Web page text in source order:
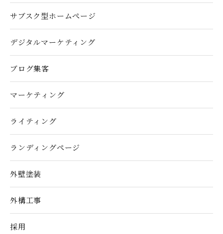
サブスク型ホームぺージ
デジタルマーケティング
ブログ集客
マーケティング
ライティング
ランディングぺージ
外壁塗装
外構工事
採用